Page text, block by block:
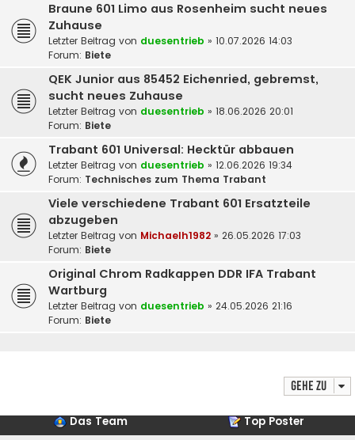
Braune 601 Limo aus Rosenheim sucht neues
Zuhause
Letzter Beitrag von duesentrieb » 10.07.2026 14:03
Forum: Biete
QEK Junior aus 85452 Eichenried, gebremst,
sucht neues Zuhause
Letzter Beitrag von duesentrieb » 18.06.2026 20:01
Forum: Biete
Trabant 601 Universal: Hecktür abbauen
Letzter Beitrag von duesentrieb » 12.06.2026 19:34
Forum: Technisches zum Thema Trabant
Viele verschiedene Trabant 601 Ersatzteile
abzugeben
Letzter Beitrag von Michaelh1982 » 26.05.2026 17:03
Forum: Biete
Original Chrom Radkappen DDR IFA Trabant
Wartburg
Letzter Beitrag von duesentrieb » 24.05.2026 21:16
Forum: Biete
Gehe zu
Das Team Top Poster